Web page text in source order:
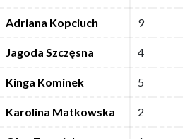
Adriana Kopciuch 9
Jagoda Szczęsna 4
Kinga Kominek 5
Karolina Matkowska 2
Adriana Kopciuch 9
Jagoda Szczęsna 4
Kinga Kominek 5
Karolina Matkowska 2